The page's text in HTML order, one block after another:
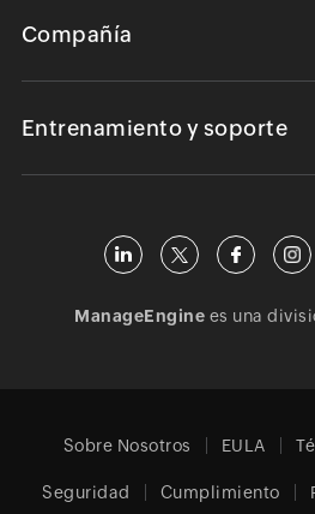
Compañía
Entrenamiento y soporte
ManageEngine es una
Sobre Nosotros EULA
Seguridad Cumplimiento